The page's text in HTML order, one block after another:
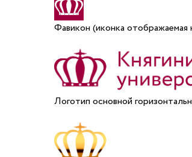
Фавикон (иконка отображаемая
Логотип основной